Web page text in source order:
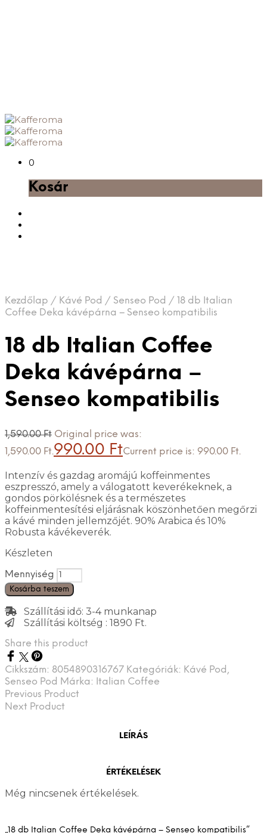
0
Kosár
Kezdőlap / Kávé Pod / Senseo Pod / 18 db Italian
Coffee Deka kávépárna – Senseo kompatibilis
18 db Italian Coffee
Deka kávépárna –
Senseo kompatibilis
1,590.00Ft Original price was:
1,590.00 Ft.990.00 FtCurrent price is: 990.00 Ft.
Intenzív és gazdag aromájú koffeinmentes
eszpresszó, amely a válogatott keverékeknek, a
gondos pörkölésnek és a természetes
koffeinmentesítési eljárásnak köszönhetően megőrzi
a kávé minden jellemzőjét. 90% Arabica és 10%
Robusta kávékeverék.
Készleten
Mennyiség
Kosárba teszem
Szállítási idő: 3-4 munkanap
Szállítási költség : 1890 Ft.
Share this product
Cikkszám: 8054890316767 Kategóriák: Kávé Pod ,
Senseo Pod Márka: Italian Coffee
Previous Product
Next Product
LEÍRÁS
ÉRTÉKELÉSEK
Még nincsenek értékelések.
„18 db Italian Coffee Deka kávépárna – Senseo kompatibilis”